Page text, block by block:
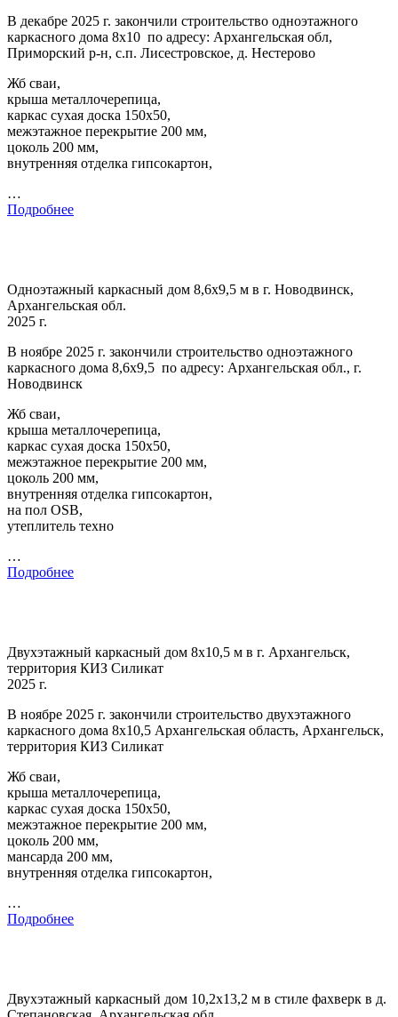
В декабре 2025 г. закончили строительство одноэтажного
каркасного дома 8х10 по адресу: Архангельская обл,
Приморский р-н, с.п. Лисестровское, д. Нестерово
Жб сваи,
крыша металлочерепица,
каркас сухая доска 150х50,
межэтажное перекрытие 200 мм,
цоколь 200 мм,
внутренняя отделка гипсокартон,
…
Подробнее
Одноэтажный каркасный дом 8,6х9,5 м в г. Новодвинск,
Архангельская обл.
2025 г.
В ноябре 2025 г. закончили строительство одноэтажного
каркасного дома 8,6х9,5 по адресу: Архангельская обл., г.
Новодвинск
Жб сваи,
крыша металлочерепица,
каркас сухая доска 150х50,
межэтажное перекрытие 200 мм,
цоколь 200 мм,
внутренняя отделка гипсокартон,
на пол OSB,
утеплитель техно
…
Подробнее
Двухэтажный каркасный дом 8х10,5 м в г. Архангельск,
территория КИЗ Силикат
2025 г.
В ноябре 2025 г. закончили строительство двухэтажного
каркасного дома 8х10,5 Архангельская область, Архангельск,
территория КИЗ Силикат
Жб сваи,
крыша металлочерепица,
каркас сухая доска 150х50,
межэтажное перекрытие 200 мм,
цоколь 200 мм,
мансарда 200 мм,
внутренняя отделка гипсокартон,
…
Подробнее
Двухэтажный каркасный дом 10,2х13,2 м в стиле фахверк в д.